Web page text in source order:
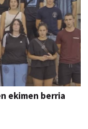
ekimen berria